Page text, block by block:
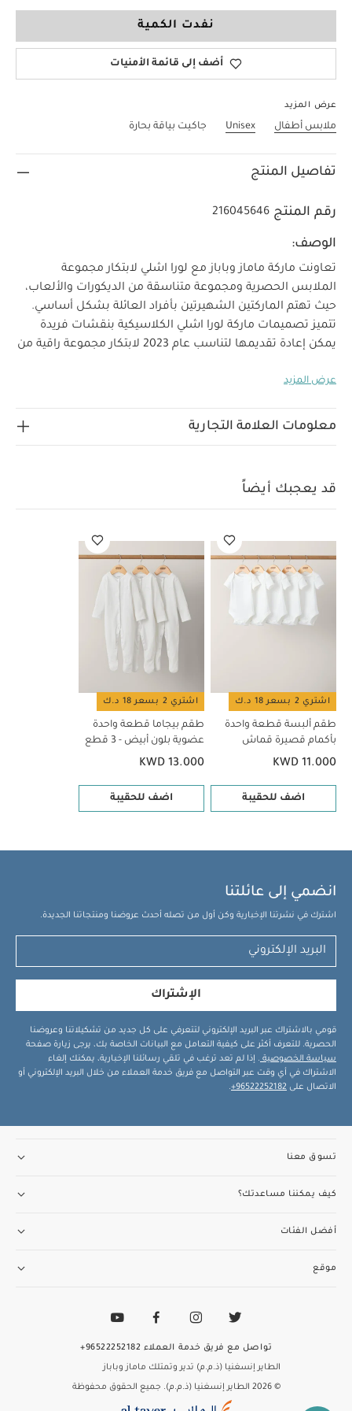
نفدت الكمية
أضف إلى قائمة الأمنيات
عرض المزيد
ملابس أطفال Unisex جاكيت بياقة بحارة
تفاصيل المنتج
رقم المنتج 216045646
الوصف:
تعاونت ماركة ماماز وباباز مع لورا اشلي لابتكار مجموعة
الملابس الحصرية ومجموعة متناسقة من الديكورات والألعاب،
حيث تهتم الماركتين الشهيرتين بأفراد العائلة بشكل أساسي.
تتميز تصميمات ماركة لورا اشلي الكلاسيكية بنقشات فريدة
يمكن إعادة تقديمها لتناسب عام 2023 لابتكار مجموعة راقية من
وتفاصيل رقيقة، مما يجعلها إضافة فاخرة ستنال إعجاب الجميع
هذا الجاكيت بتصميم أنيق مناسب لإطلالة الأولاد والبنات ويأتي
صغارك لعدة سنوات قادمة.
بون على الأساور والياقة
تعليمات العناية/الإرشادات:
غسل على درجة حرارة 40 درجة مئوية
ممنوع استخدام
المبيضات
تجفيف على درجة حرارة منخفضة
حرارة منخفضة
ممنوع التنظيف الجاف
تغسل الألوان
الداكنة على حدة
الغسيل والكي على الجانب الآخر
طقم ألبسة قطعة واحدة بأكمام قصيرة قماش عضوي بلون أبيض
طقم بيجاما قطعة واحدة عضوية بلون أبيض - 3 قطع
عرض المزيد
معلومات العلامة التجارية
قد يعجبك أيضاً
اشتري 2 بسعر 18 د.ك
طقم ألبسة قطعة واحدة
بأكمام قصيرة قماش
عضوي بلون أبيض - 5 قطع
KWD 11.000
اضف للحقيبة
اشتري 2 بسعر 18 د.ك
طقم بيجاما قطعة واحدة
عضوية بلون أبيض - 3 قطع
KWD 13.000
اضف للحقيبة
انضمي إلى عائلتنا
اشترك في نشرتنا الإخبارية وكن أول من تصله أحدث عروضنا ومنتجاتنا الجديدة.
الإشتراك
قومي بالاشتراك عبر البريد الإلكتروني لتتعرفي على كل جديد من تشكيلاتنا وعروضنا
الحصرية. للتعرف أكثر على كيفية التعامل مع البيانات الخاصة بك، يرجى زيارة صفحة
سياسة الخصوصية . إذا لم تعد ترغب في تلقي رسائلنا الإخبارية، يمكنك إلغاء
الاشتراك في أي وقت عبر التواصل مع فريق خدمة العملاء من خلال البريد الإلكتروني أو
الاتصال على 96522252182+
.
تسوق معنا
كيف يمكننا مساعدتك؟
أفضل الفئات
موقع
الطاير إنسغنيا (ذ.م.م) تدير وتمتلك ماماز وباباز
© 2026 الطاير إنسغنيا (ذ.م.م). جميع الحقوق محفوظة
تواصل مع فريق خدمة العملاء 96522252182+